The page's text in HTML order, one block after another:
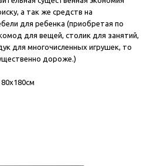
а так же средств на
для ребенка (приобретая по
для вещей, столик для занятий,
для многочисленных игрушек, то
дороже.)